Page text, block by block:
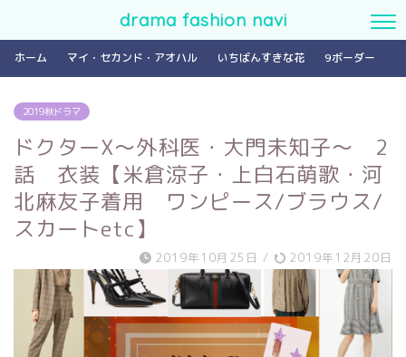
drama fashion navi
ホーム マイ・セカンド・アオハル いちばんすきな花 9ボーダー
2019秋ドラマ
ドクターX～外科医・大門未知子～ 2
話 衣装【米倉涼子・上白石萌歌・河
北麻友子着用 ワンピース/ブラウス/
スカートetc】
2019年10月25日 / 2019年12月20日